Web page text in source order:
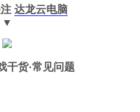
达龙云电脑
▼
干货·常见问题